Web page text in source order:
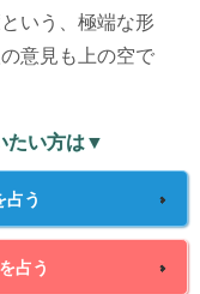
いう、極端な形
意見も上の空で
たい方は▼
う
占う